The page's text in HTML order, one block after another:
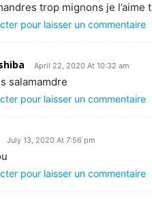
trop mignons je l’aime
pour laisser un commentaire
April 22, 2020 At 10:32 am
salamamdre
pour laisser un commentaire
July 13, 2020 At 7:56 pm
pour laisser un commentaire